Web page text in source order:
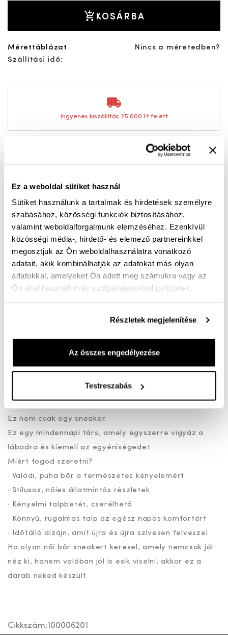
Ez a weboldal sütiket használ
Sütiket használunk a tartalmak és hirdetések személyre
szabásához, közösségi funkciók biztosításához,
valamint weboldalforgalmunk elemzéséhez. Ezenkívül
közösségi média-, hirdető- és elemező partnereinkkel
megosztjuk az Ön weboldalhasználatra vonatkozó
adatait, akik kombinálhatják az adatokat más olyan
adatokkal, amelyeket Ön adott meg számukra vagy az
Ön által használt más szolgáltatásokból gyűjtöttek.
Részletek megjelenítése
Az összes engedélyezése
Testreszabás
KOSÁRBA
Mérettáblázat
Nincs a méretedben?
Szállítási idő:
Ingyenes kiszállítás 25 000 Ft felett
Női kényelmi bőr sneaker - amikor a stílus és a
sem akarsz venni. Ez a női sneaker pontosan ilyen.
A puha, valódi bőr felsőrész gyengéden simul a lábra,
miközben minden lépésnél azt az érzést adja: jó
A finoman megjelenő leopárdmintás részletek nőies
játékosságot visznek a letisztult bézs színvilágba -
pont annyit, amennyitől a cipő különleges lesz, mégis
könnyedén kombinálható a mindennapi szettekkel.
összeállításban is magabiztos megjelenést ad.
egész nap komfortban maradjon, de a sajátodra is
veled. Ideális hosszú sétákhoz, rohanós napokra,
Ez nem csak egy sneaker.
Ez egy mindennapi társ, amely egyszerre vigyáz a
lábadra és kiemeli az egyéniségedet.
Miért fogod szeretni?
· Valódi, puha bőr a természetes kényelemért
· Stílusos, nőies állatmintás részletek
· Kényelmi talpbetét, cserélhető
· Könnyű, rugalmas talp az egész napos komfortért
· Időtálló dizájn, amit újra és újra szívesen felveszel
Ha olyan női bőr sneakert keresel, amely nemcsak jól
néz ki, hanem valóban jól is esik viselni, akkor ez a
darab neked készült.
Cikkszám:100006201